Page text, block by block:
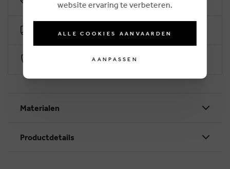
Gratis levering vanaf €50 (2-4 werkdagen)
Veilig betalen via Worldline
Materialen
Productdetails
website ervaring te verbeteren.
ALLE COOKIES AANVAARDEN
AANPASSEN